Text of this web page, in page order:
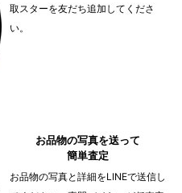
取スターを友だち追加してくださ
い。
お品物の写真を送って
簡単査定
お品物の写真と詳細をLINEで送信し